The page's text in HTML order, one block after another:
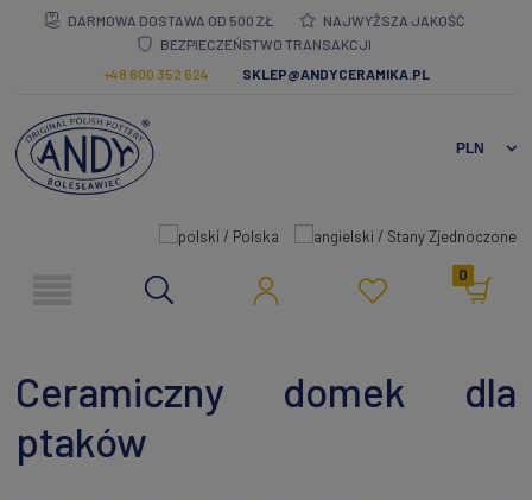
DARMOWA DOSTAWA OD 500 ZŁ
NAJWYŻSZA JAKOŚĆ
BEZPIECZEŃSTWO TRANSAKCJI
+48 600 352 624
SKLEP@ANDYCERAMIKA.PL
0
Ceramiczny domek dla
ptaków